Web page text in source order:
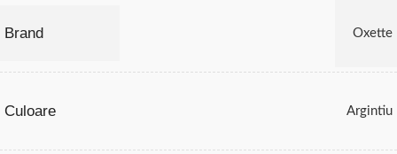
Brand Oxette
Culoare Argintiu